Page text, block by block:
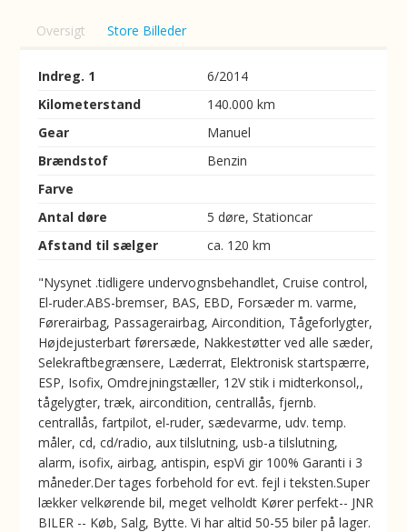
Oversigt Store Billeder
Indreg. 1
6/2014
Kilometerstand
140.000 km
Gear
Manuel
Brændstof
Benzin
Farve
Antal døre
5 døre, Stationcar
Afstand til sælger
ca. 120 km
"Nysynet .tidligere undervognsbehandlet, Cruise control,
El-ruder.ABS-bremser, BAS, EBD, Forsæder m. varme,
Førerairbag, Passagerairbag, Aircondition, Tågeforlygter,
Højdejusterbart førersæde, Nakkestøtter ved alle sæder,
Selekraftbegrænsere, Læderrat, Elektronisk startspærre,
ESP, Isofix, Omdrejningstæller, 12V stik i midterkonsol,,
tågelygter, træk, aircondition, centrallås, fjernb.
centrallås, fartpilot, el-ruder, sædevarme, udv. temp.
måler, cd, cd/radio, aux tilslutning, usb-a tilslutning,
alarm, isofix, airbag, antispin, espVi gir 100% Garanti i 3
måneder.Der tages forbehold for evt. fejl i teksten.Super
lækker velkørende bil, meget velholdt Kører perfekt-- JNR
BILER -- Køb, Salg, Bytte. Vi har altid 50-55 biler på lager.